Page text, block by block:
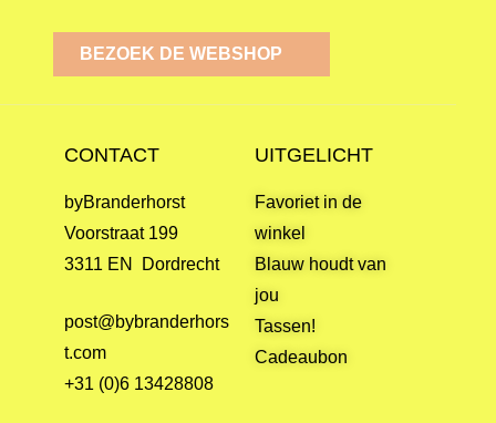
BEZOEK DE WEBSHOP
CONTACT
byBranderhorst
Voorstraat 199
3311 EN Dordrecht
post@bybranderhors
t.com
+31 (0)6 13428808
UITGELICHT
Favoriet in de
winkel
Blauw houdt van
jou
Tassen!
Cadeaubon